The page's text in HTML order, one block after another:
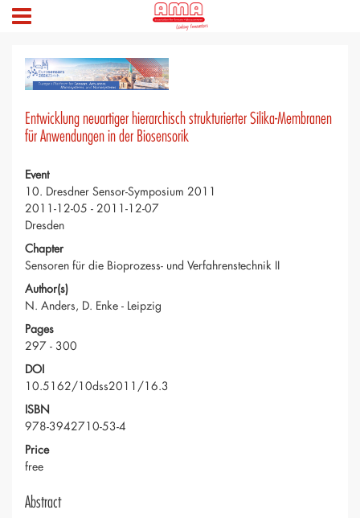
Entwicklung neuartiger hierarchisch strukturierter Silika-Membranen
für Anwendungen in der Biosensorik
Event
10. Dresdner Sensor-Symposium 2011
2011-12-05 - 2011-12-07
Dresden
Chapter
Sensoren für die Bioprozess- und Verfahrenstechnik II
Author(s)
N. Anders, D. Enke - Leipzig
Pages
297 - 300
DOI
10.5162/10dss2011/16.3
ISBN
978-3942710-53-4
Price
free
Abstract